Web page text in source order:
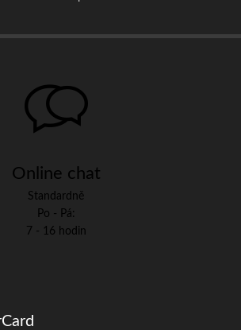
Online chat
Standardně
Po - Pá:
7 - 16 hodin